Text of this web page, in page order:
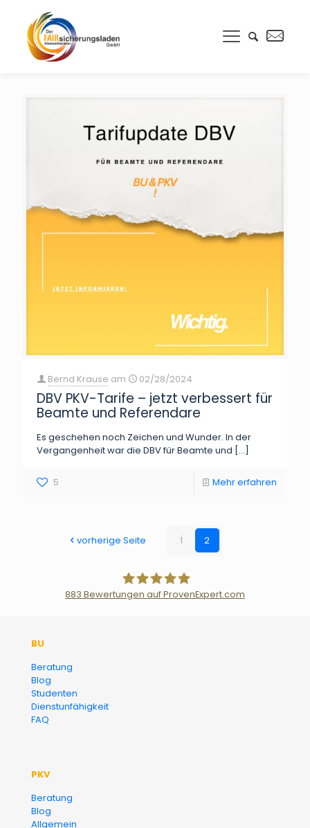
Bernd Krause am 02/28/2024
DBV PKV-Tarife – jetzt verbessert für
Beamte und Referendare
Es geschehen noch Zeichen und Wunder. In der
Vergangenheit war die DBV für Beamte und […]
5 Mehr erfahren
vorherige Seite 1 2
883 Bewertungen auf ProvenExpert.com
BU
Beratung
Blog
Studenten
Dienstunfähigkeit
FAQ
PKV
Beratung
Blog
Allgemein